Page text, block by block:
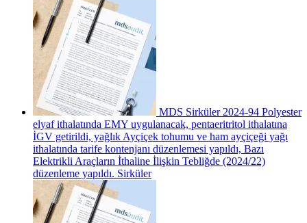
MDS Sirküler 2024-94 Polyester
elyaf ithalatında EMY uygulanacak, pentaeritritol ithalatına
İGV getirildi, yağlık Ayçiçek tohumu ve ham ayçiçeği yağı
ithalatında tarife kontenjanı düzenlemesi yapıldı, Bazı
Elektrikli Araçların İthaline İlişkin Tebliğde (2024/22)
düzenleme yapıldı. Sirküler